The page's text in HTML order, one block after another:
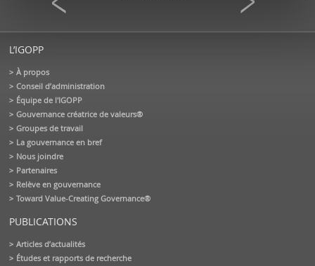
L’IGOPP
À propos
Conseil d’administration
Équipe de l'IGOPP
Gouvernance créatrice de valeurs®
Groupes de travail
La gouvernance en bref
Nous joindre
Partenaires
Relève en gouvernance
Toward Value-Creating Governance®
PUBLICATIONS
Articles d’actualités
Études et rapports de recherche